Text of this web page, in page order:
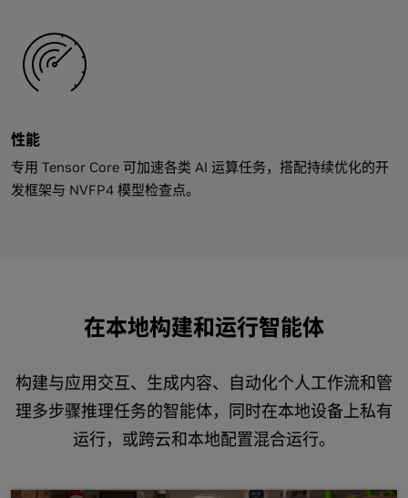
性能
专用 Tensor Core 可加速各类 AI 运算任务，搭配持续优化的开
发框架与 NVFP4 模型检查点。
在本地构建和运行智能体
构建与应用交互、生成内容、自动化个人工作流和管
理多步骤推理任务的智能体，同时在本地设备上私有
运行，或跨云和本地配置混合运行。